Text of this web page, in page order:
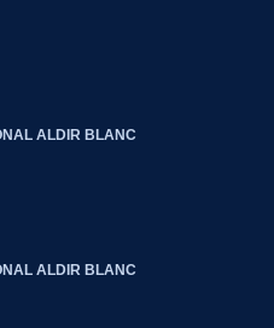
ALDIR BLANC
ALDIR BLANC